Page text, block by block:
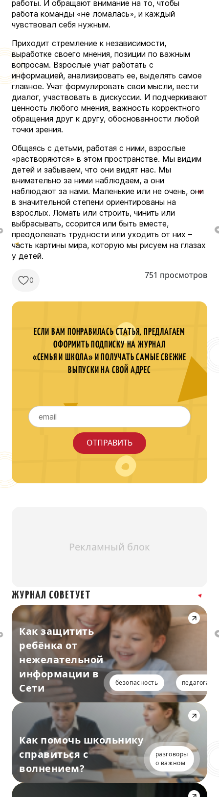
работы. И обращают внимание на то, чтобы
работа команды «не ломалась», и каждый
чувствовал себя нужным.
Приходит стремление к независимости,
выработке своего мнения, позиции по важным
вопросам. Взрослые учат работать с
информацией, анализировать ее, выделять самое
главное. Учат формулировать свои мысли, вести
диалог, участвовать в дискуссии. И подчеркивают
ценность любого мнения, важность корректного
обращения друг к другу, обоснованности любой
точки зрения.
Общаясь с детьми, работая с ними, взрослые
«растворяются» в этом пространстве. Мы видим
детей и забываем, что они видят нас. Мы
внимательно за ними наблюдаем, а они
наблюдают за нами. Маленькие или не очень, они
в значительной степени ориентированы на
взрослых. Ломать или строить, чинить или
выбрасывать, ссорится или быть вместе,
преодолевать трудности или уходить от них –
часть картины мира, которую мы рисуем на глазах
у детей.
0 751 просмотров
ЕСЛИ ВАМ ПОНРАВИЛАСЬ СТАТЬЯ, ПРЕДЛАГАЕМ
ОФОРМИТЬ ПОДПИСКУ НА ЖУРНАЛ
«СЕМЬЯ И ШКОЛА» И ПОЛУЧАТЬ САМЫЕ СВЕЖИЕ
ВЫПУСКИ НА СВОЙ АДРЕС
Рекламный блок
ЖУРНАЛ СОВЕТУЕТ
Как защитить
ребёнка от
нежелательной
информации в
Сети
безопасность педагогам
Как помочь школьнику
справиться с
волнением?
разговоры
о важном